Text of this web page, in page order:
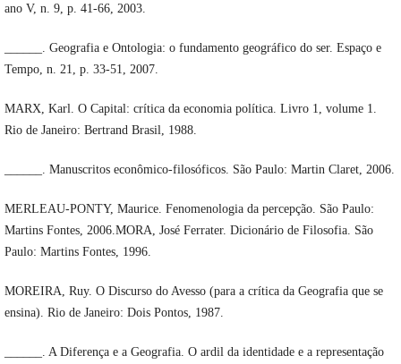
ano V, n. 9, p. 41-66, 2003.
______. Geografia e Ontologia: o fundamento geográfico do ser. Espaço e
Tempo, n. 21, p. 33-51, 2007.
MARX, Karl. O Capital: crítica da economia política. Livro 1, volume 1.
Rio de Janeiro: Bertrand Brasil, 1988.
______. Manuscritos econômico-filosóficos. São Paulo: Martin Claret, 2006.
MERLEAU-PONTY, Maurice. Fenomenologia da percepção. São Paulo:
Martins Fontes, 2006.MORA, José Ferrater. Dicionário de Filosofia. São
Paulo: Martins Fontes, 1996.
MOREIRA, Ruy. O Discurso do Avesso (para a crítica da Geografia que se
ensina). Rio de Janeiro: Dois Pontos, 1987.
______. A Diferença e a Geografia. O ardil da identidade e a representação